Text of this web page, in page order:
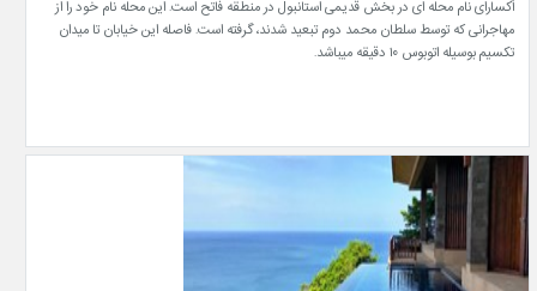
آکسارای نام محله ای در بخش قدیمی استانبول در منطقه فاتح است. این محله نام خود را از
مهاجرانی که توسط سلطان محمد دوم تبعید شدند، گرفته است. فاصله این خیابان تا میدان
تکسیم بوسیله اتوبوس ۱۰ دقیقه میباشد.